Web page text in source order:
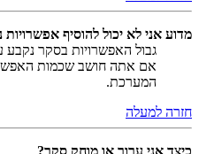
מדוע אני לא יכול להוסיף
גבול האפשרויות בסקר
אם אתה חושב שכמות
המערכת.
חזרה למעלה